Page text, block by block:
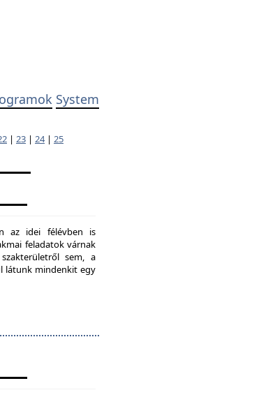
System
| 23 | 24| 25
az idei félévben is
feladatok várnak
sem, a
látunk mindenkit egy